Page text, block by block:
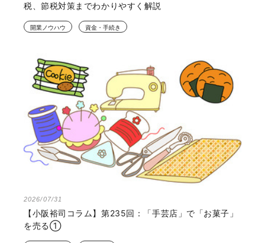
税、節税対策までわかりやすく解説
開業ノウハウ 資金・手続き
2026/07/31
【小阪裕司コラム】第235回：「手芸店」で「お菓子」
を売る①